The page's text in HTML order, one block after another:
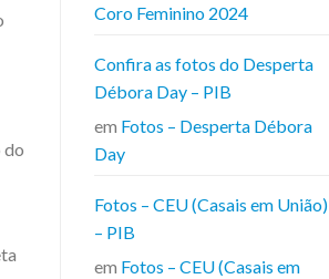
do
Coro Feminino 2024
Confira as fotos do Desperta
Débora Day – PIB
em Fotos – Desperta Débora
Day
Fotos – CEU (Casais em União)
– PIB
em Fotos – CEU (Casais em